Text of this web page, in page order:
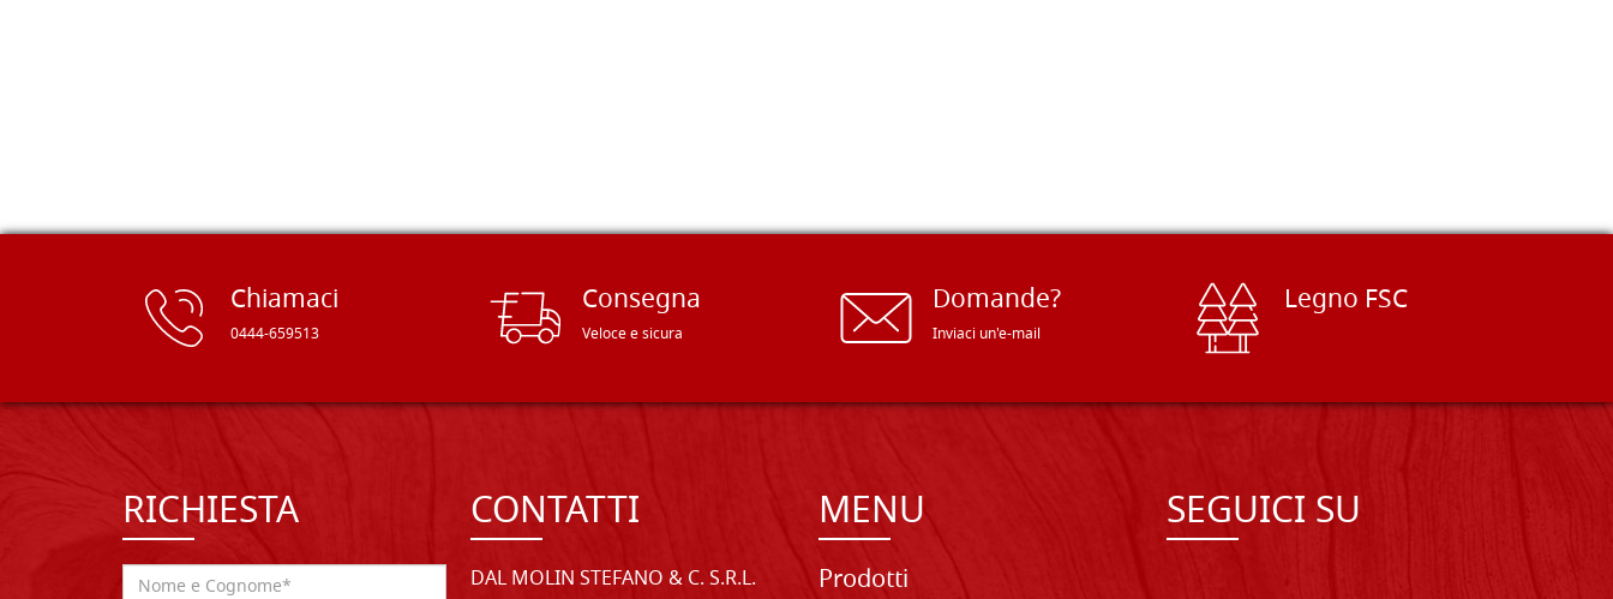
Chiamaci
0444-659513
Consegna
Veloce e sicura
Domande?
Inviaci un'e-mail
Legno FSC
RICHIESTA CONTATTI
DAL MOLIN STEFANO & C. S.R.L.
MENU
Prodotti
SEGUICI SU